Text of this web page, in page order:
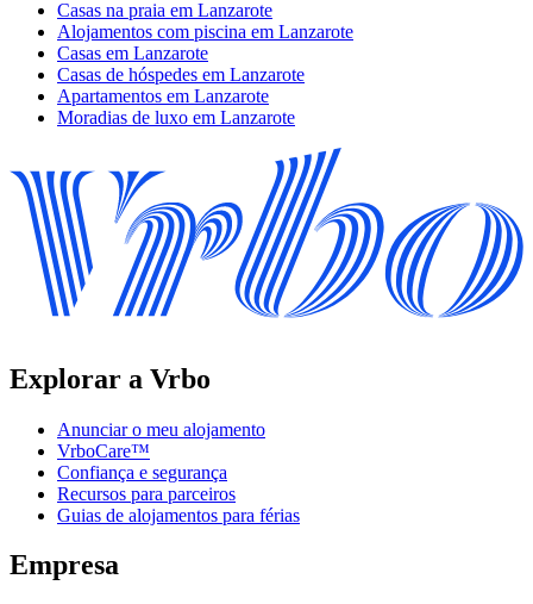
Casas na praia em Lanzarote
Alojamentos com piscina em Lanzarote
Casas em Lanzarote
Casas de hóspedes em Lanzarote
Apartamentos em Lanzarote
Moradias de luxo em Lanzarote
Explorar a Vrbo
Anunciar o meu alojamento
VrboCare™
Confiança e segurança
Recursos para parceiros
Guias de alojamentos para férias
Empresa